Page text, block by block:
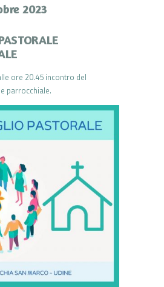
2023
ore 20.45 incontro del
parrocchiale.